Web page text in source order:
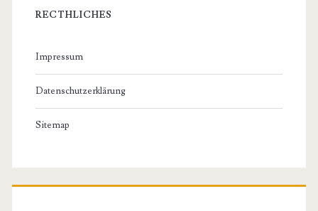
RECTHLICHES
Impressum
Datenschutzerklärung
Sitemap